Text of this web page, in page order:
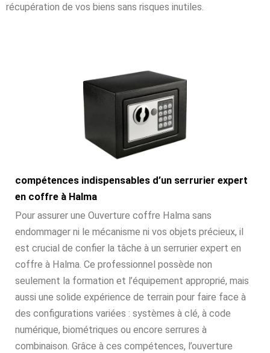
récupération de vos biens sans risques inutiles.
compétences indispensables d’un serrurier expert
en coffre à Halma
Pour assurer une Ouverture coffre Halma sans
endommager ni le mécanisme ni vos objets précieux, il
est crucial de confier la tâche à un serrurier expert en
coffre à Halma. Ce professionnel possède non
seulement la formation et l’équipement approprié, mais
aussi une solide expérience de terrain pour faire face à
des configurations variées : systèmes à clé, à code
numérique, biométriques ou encore serrures à
combinaison. Grâce à ces compétences, l’ouverture